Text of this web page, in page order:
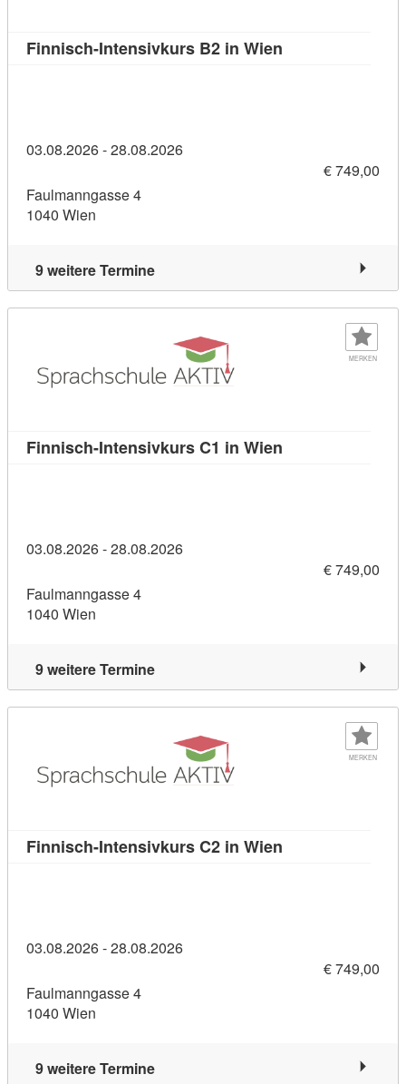
Finnisch-Intensivkurs B2 in Wien
03.08.2026 - 28.08.2026
€ 749,00
Faulmanngasse 4
1040 Wien
9 weitere Termine
MERKEN
Finnisch-Intensivkurs C1 in Wien
03.08.2026 - 28.08.2026
€ 749,00
Faulmanngasse 4
1040 Wien
9 weitere Termine
MERKEN
Finnisch-Intensivkurs C2 in Wien
03.08.2026 - 28.08.2026
€ 749,00
Faulmanngasse 4
1040 Wien
9 weitere Termine